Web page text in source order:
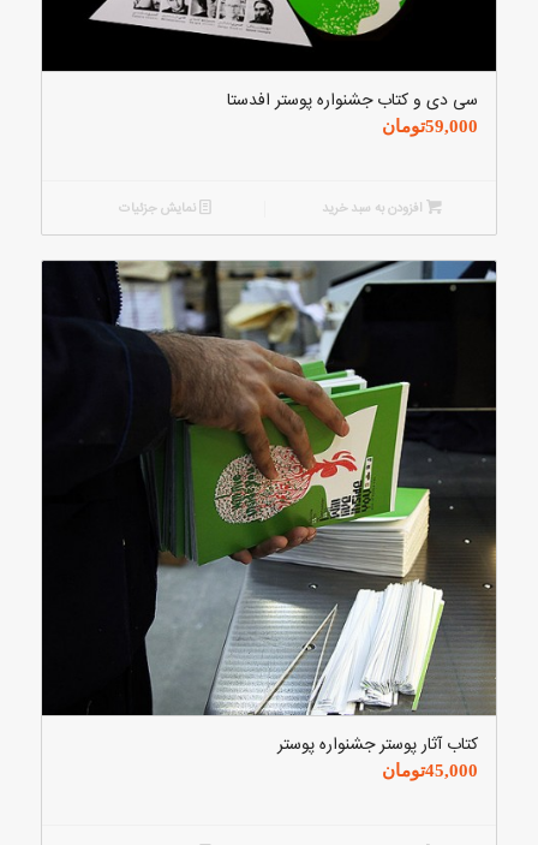
سی دی و کتاب جشنواره پوستر افدستا
59,000تومان
افزودن به سبد خرید نمایش جزئیات
کتاب آثار پوستر جشنواره پوستر
45,000تومان